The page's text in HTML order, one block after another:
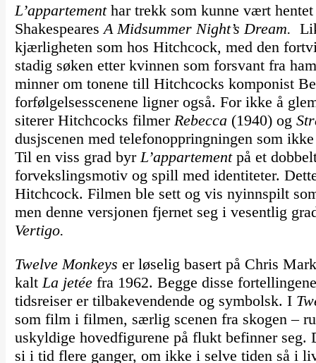
L’appartement har trekk som kunne vært
Shakespeares A Midsummer Night’s Dream.
kjærligheten som hos Hitchcock, med den
stadig søken etter kvinnen som forsvant fra
minner om tonene till Hitchcocks komponist
forfølgelsesscenene ligner også. For ikke å
siterer Hitchcocks filmer Rebecca (1940) og
dusjscenen med telefonoppringningen som
Til en viss grad byr L’appartement på et
forvekslingsmotiv og spill med identiteter.
Hitchcock. Filmen ble sett og vis nyinnspilt
men denne versjonen fjernet seg i vesentlig
Vertigo.
Twelve Monkeys er løselig basert på Chris
kaltLa jetéefra 1962. Begge disse
tidsreiser er tilbakevendende og symbolsk. I
som film i filmen, særlig scenen fra skogen –
uskyldige hovedfigurene på flukt befinner seg.
si i tid flere ganger, om ikke i selve tiden så i